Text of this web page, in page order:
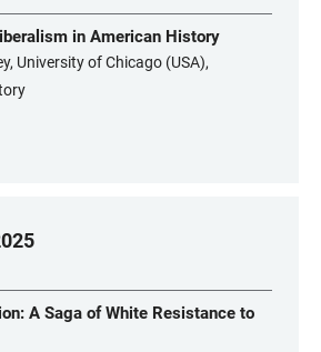
in American History
University of Chicago (USA),
A Saga of White Resistance to